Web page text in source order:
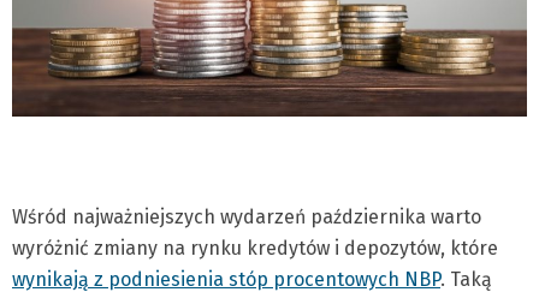
Wśród najważniejszych wydarzeń października warto
wyróżnić zmiany na rynku kredytów i depozytów, które
wynikają z podniesienia stóp procentowych NBP. Taką